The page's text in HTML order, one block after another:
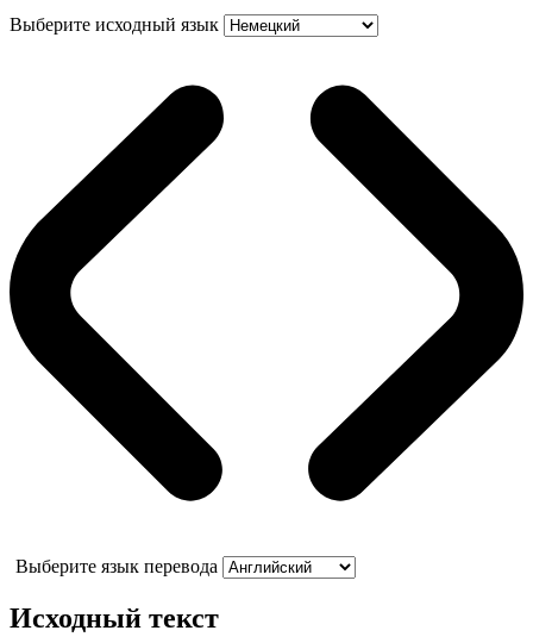
Выберите исходный язык
Выберите язык перевода
Исходный текст